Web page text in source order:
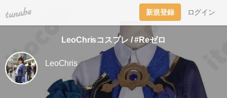
tuna.be 新規登録 ログイン
LeoChrisコスプレ / #Reゼロ
LeoChris